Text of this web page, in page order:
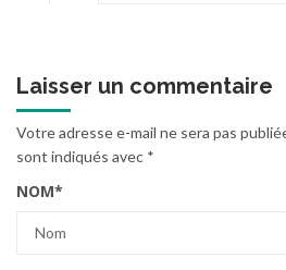
Laisser un commentaire
Votre adresse e-mail ne sera pas
sont indiqués avec *
NOM*